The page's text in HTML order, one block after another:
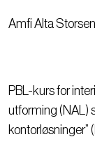
Amfi Alta
PBL-kurs for
utforming (NAL)
kontorløsninger”